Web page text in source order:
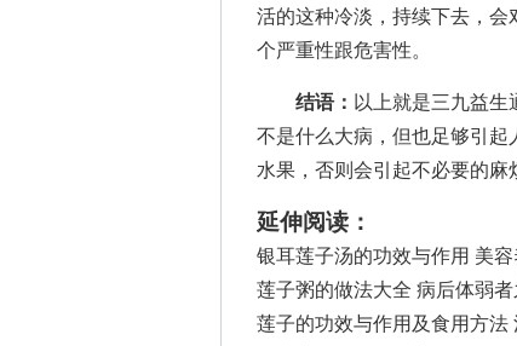
活的这种冷淡，持续下去，
个严重性跟危害性。
结语： 以上就是三九益
不是什么大病，但也足够引
水果，否则会引起不必要的麻
延伸阅读：
银耳莲子汤的功效与作用 美
莲子粥的做法大全 病后体弱
莲子的功效与作用及食用方法